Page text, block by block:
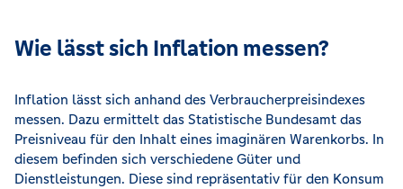
Wie lässt sich Inflation messen?
Inflation lässt sich anhand des Verbraucherpreisindexes
messen. Dazu ermittelt das Statistische Bundesamt das
Preisniveau für den Inhalt eines imaginären Warenkorbs. In
diesem befinden sich verschiedene Güter und
Dienstleistungen. Diese sind repräsentativ für den Konsum